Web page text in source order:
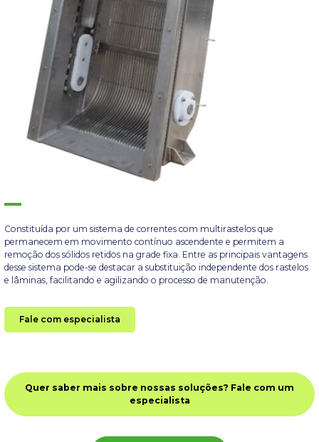
Constituída por um sistema de correntes com multirastelos que
permanecem em movimento contínuo ascendente e permitem a
remoção dos sólidos retidos na grade fixa. Entre as principais vantagens
desse sistema pode-se destacar a substituição independente dos rastelos
e lâminas, facilitando e agilizando o processo de manutenção.
Fale com especialista
Quer saber mais sobre nossas soluções? Fale com um
especialista